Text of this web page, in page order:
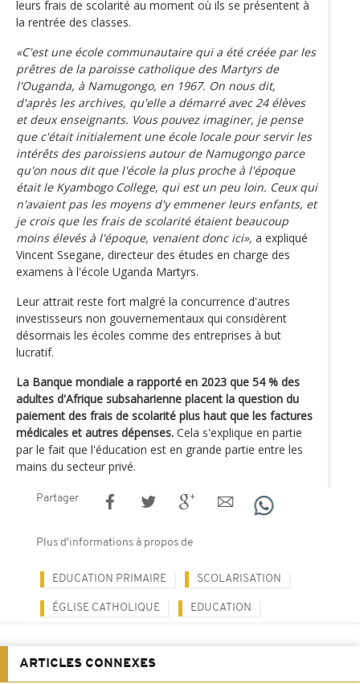
leurs frais de scolarité au moment où ils se présentent à
la rentrée des classes.
«C'est une école communautaire qui a été créée par les
prêtres de la paroisse catholique des Martyrs de
l'Ouganda, à Namugongo, en 1967. On nous dit,
d'après les archives, qu'elle a démarré avec 24 élèves
et deux enseignants. Vous pouvez imaginer, je pense
que c'était initialement une école locale pour servir les
intérêts des paroissiens autour de Namugongo parce
qu'on nous dit que l'école la plus proche à l'époque
était le Kyambogo College, qui est un peu loin. Ceux qui
n'avaient pas les moyens d'y emmener leurs enfants, et
je crois que les frais de scolarité étaient beaucoup
moins élevés à l'époque, venaient donc ici», a expliqué
Vincent Ssegane, directeur des études en charge des
examens à l'école Uganda Martyrs.
Leur attrait reste fort malgré la concurrence d'autres
investisseurs non gouvernementaux qui considèrent
désormais les écoles comme des entreprises à but
lucratif.
La Banque mondiale a rapporté en 2023 que 54 % des
adultes d'Afrique subsaharienne placent la question du
paiement des frais de scolarité plus haut que les factures
médicales et autres dépenses. Cela s'explique en partie
par le fait que l'éducation est en grande partie entre les
mains du secteur privé.
Partager
Plus d'informations à propos de
EDUCATION PRIMAIRE SCOLARISATION
ÉGLISE CATHOLIQUE EDUCATION
ARTICLES CONNEXES